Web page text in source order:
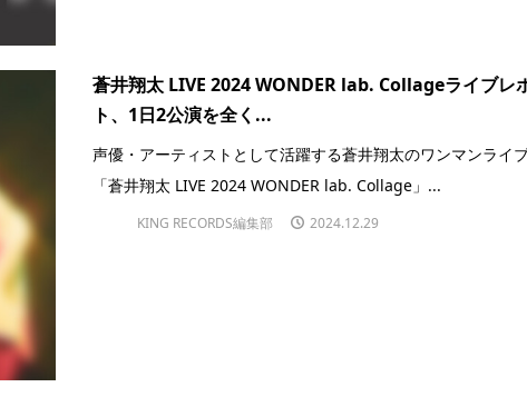
蒼井翔太 LIVE 2024 WONDER lab. Collageライブレ
ト、1日2公演を全く...
声優・アーティストとして活躍する蒼井翔太のワンマンライ
「蒼井翔太 LIVE 2024 WONDER lab. Collage」...
KING RECORDS編集部 2024.12.29